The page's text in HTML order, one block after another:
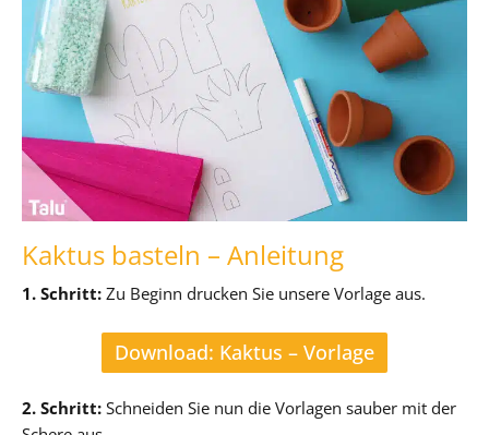
Kaktus basteln – Anleitung
1. Schritt: Zu Beginn drucken Sie unsere Vorlage aus.
Download: Kaktus – Vorlage
2. Schritt: Schneiden Sie nun die Vorlagen sauber mit der